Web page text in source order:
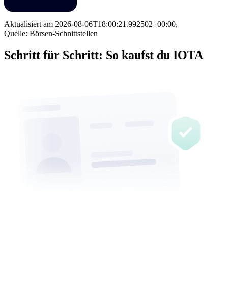
Aktualisiert am 2026-08-06T18:00:21.992502+00:00,
Quelle: Börsen-Schnittstellen
Schritt für Schritt: So kaufst du IOTA